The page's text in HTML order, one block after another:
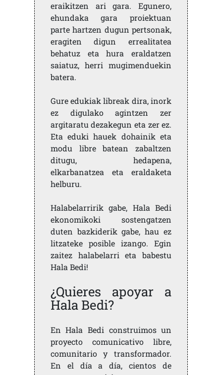
eraikitzen ari gara. Egunero,
ehundaka gara proiektuan
parte hartzen dugun pertsonak,
eragiten digun errealitatea
behatuz eta hura eraldatzen
saiatuz, herri mugimenduekin
batera.
Gure edukiak libreak dira, inork
ez digulako agintzen zer
argitaratu dezakegun eta zer ez.
Eta eduki hauek dohainik eta
modu libre batean zabaltzen
ditugu, hedapena,
elkarbanatzea eta eraldaketa
helburu.
Halabelarririk gabe, Hala Bedi
ekonomikoki sostengatzen
duten bazkiderik gabe, hau ez
litzateke posible izango. Egin
zaitez halabelarri eta babestu
Hala Bedi!
¿Quieres apoyar a
Hala Bedi?
En Hala Bedi construimos un
proyecto comunicativo libre,
comunitario y transformador.
En el día a día, cientos de